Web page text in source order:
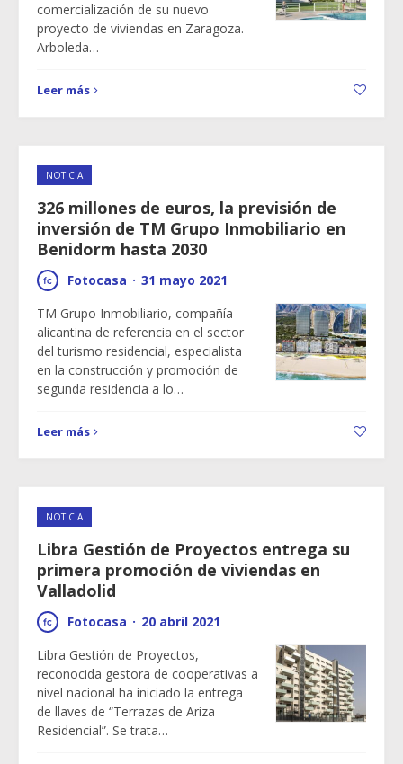
comercialización de su nuevo
proyecto de viviendas en Zaragoza.
Arboleda…
Leer más
NOTICIA
326 millones de euros, la previsión de
inversión de TM Grupo Inmobiliario en
Benidorm hasta 2030
Fotocasa · 31 mayo 2021
TM Grupo Inmobiliario, compañía
alicantina de referencia en el sector
del turismo residencial, especialista
en la construcción y promoción de
segunda residencia a lo…
Leer más
NOTICIA
Libra Gestión de Proyectos entrega su
primera promoción de viviendas en
Valladolid
Fotocasa · 20 abril 2021
Libra Gestión de Proyectos,
reconocida gestora de cooperativas a
nivel nacional ha iniciado la entrega
de llaves de “Terrazas de Ariza
Residencial”. Se trata…